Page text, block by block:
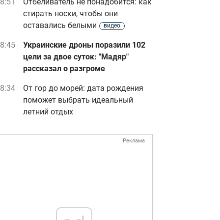
стирать носки, чтобы они
оставались белыми
видео
Украинские дроны поразили 102
цели за двое суток: "Мадяр"
рассказал о разгроме
От гор до морей: дата рождения
поможет выбрать идеальный
летний отдых
Реклама